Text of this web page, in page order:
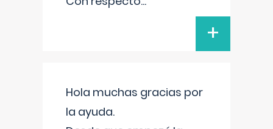
+
Hola muchas gracias por
la ayuda.